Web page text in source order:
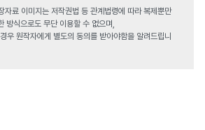
자료 이미지는 저작권법 등 관계법령에 따라 복제뿐만
방식으로도 무단 이용할 수 없으며,
우 원작자에게 별도의 동의를 받아야함을 알려드립니